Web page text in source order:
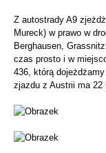
Z autostrady A9
Mureck) w prawo w
Berghausen,
czas prosto i w
436, którą
zjazdu z Austrii ma